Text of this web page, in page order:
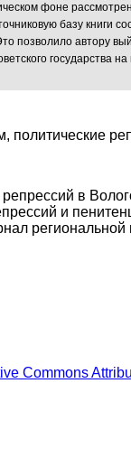
фоне
базу книги
позволило автору
государства
политические
в
и
Commons